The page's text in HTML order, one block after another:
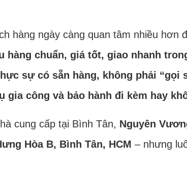
hàng ngày càng quan tâm nhiều hơn
hàng chuẩn, giá tốt, giao nhanh
sự có sẵn hàng, không phải “gọi
gia công và bảo hành đi kèm hay
cung cấp tại Bình Tân, Nguyên
Hòa B, Bình Tân, HCM – nhưng